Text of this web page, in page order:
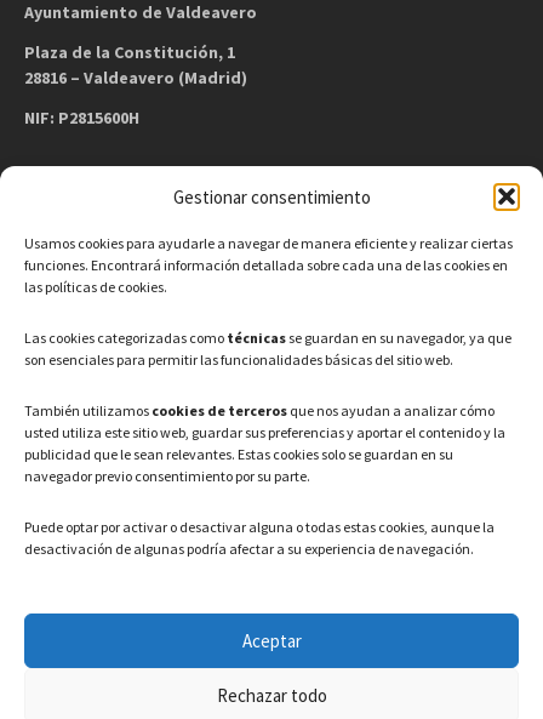
Gestionar consentimiento
Usamos cookies para ayudarle a navegar de manera eficiente y realizar ciertas
funciones. Encontrará información detallada sobre cada una de las cookies en
las políticas de cookies.
Las cookies categorizadas como técnicas se guardan en su navegador, ya que
son esenciales para permitir las funcionalidades básicas del sitio web.
También utilizamos cookies de terceros que nos ayudan a analizar cómo
usted utiliza este sitio web, guardar sus preferencias y aportar el contenido y la
publicidad que le sean relevantes. Estas cookies solo se guardan en su
navegador previo consentimiento por su parte.
Puede optar por activar o desactivar alguna o todas estas cookies, aunque la
desactivación de algunas podría afectar a su experiencia de navegación.
Aceptar
Rechazar todo
Ayuntamiento de Valdeavero
Plaza de la Constitución, 1
28816 – Valdeavero (Madrid)
NIF: P2815600H
Teléfono: 91 886 44 62
Correo Electrónico:
HORARIO
Lunes a Viernes: 08:00h – 15:00h
LEGAL
Política de privacidad–Aviso Legal–Política de cookies
Registro de actividades de Tratamiento